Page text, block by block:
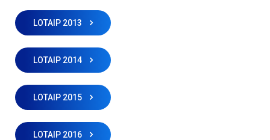
LOTAIP 2013
LOTAIP 2014
LOTAIP 2015
LOTAIP 2016